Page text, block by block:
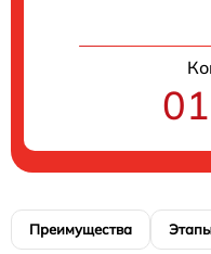
Преимущества